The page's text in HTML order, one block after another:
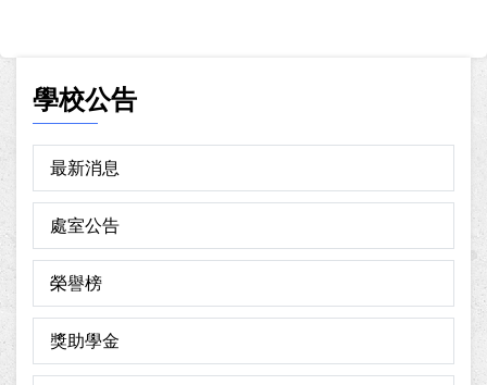
學校公告
最新消息
處室公告
榮譽榜
獎助學金